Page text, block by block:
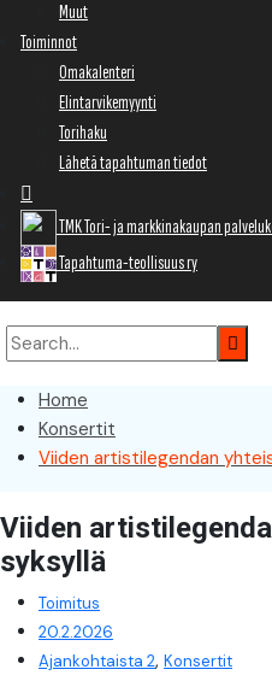
Muut
Toiminnot
Omakalenteri
Elintarvikemyynti
Torihaku
Lähetä tapahtuman tiedot
TMK Tori- ja markkinakaupan
Tapahtuma-teollisuus ry
Home
Konsertit
Viiden artistilegendan
Viiden
syksyllä
Toimitus
20.2.2026
Ajankohtaista 2, Konsertit